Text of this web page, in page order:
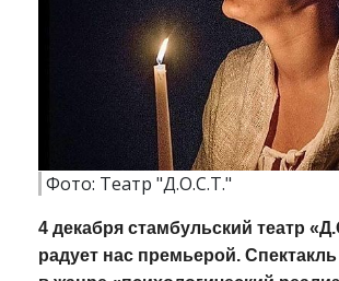
Фото: Театр "Д.О.С.Т."
4 декабря стамбульский театр
радует нас премьерой.